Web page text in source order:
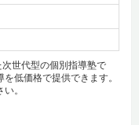
次世代型の個別指導塾で
低価格で提供できます。
。